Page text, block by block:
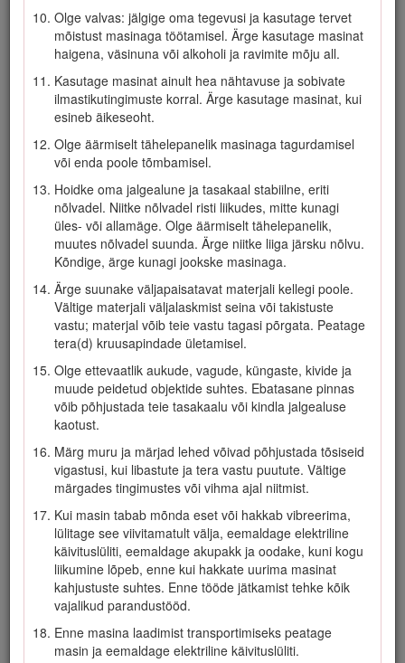
Olge valvas: jälgige oma tegevusi ja kasutage tervet
mõistust masinaga töötamisel. Ärge kasutage masinat
haigena, väsinuna või alkoholi ja ravimite mõju all.
Kasutage masinat ainult hea nähtavuse ja sobivate
ilmastikutingimuste korral. Ärge kasutage masinat, kui
esineb äikeseoht.
Olge äärmiselt tähelepanelik masinaga tagurdamisel
või enda poole tõmbamisel.
Hoidke oma jalgealune ja tasakaal stabiilne, eriti
nõlvadel. Niitke nõlvadel risti liikudes, mitte kunagi
üles- või allamäge. Olge äärmiselt tähelepanelik,
muutes nõlvadel suunda. Ärge niitke liiga järsku nõlvu.
Kõndige, ärge kunagi jookske masinaga.
Ärge suunake väljapaisatavat materjali kellegi poole.
Vältige materjali väljalaskmist seina või takistuste
vastu; materjal võib teie vastu tagasi põrgata. Peatage
tera(d) kruusapindade ületamisel.
Olge ettevaatlik aukude, vagude, küngaste, kivide ja
muude peidetud objektide suhtes. Ebatasane pinnas
võib põhjustada teie tasakaalu või kindla jalgealuse
kaotust.
Märg muru ja märjad lehed võivad põhjustada tõsiseid
vigastusi, kui libastute ja tera vastu puutute. Vältige
märgades tingimustes või vihma ajal niitmist.
Kui masin tabab mõnda eset või hakkab vibreerima,
lülitage see viivitamatult välja, eemaldage elektriline
käivituslüliti, eemaldage akupakk ja oodake, kuni kogu
liikumine lõpeb, enne kui hakkate uurima masinat
kahjustuste suhtes. Enne tööde jätkamist tehke kõik
vajalikud parandustööd.
Enne masina laadimist transportimiseks peatage
masin ja eemaldage elektriline käivituslüliti.
Kasutage ainult Toro määratud akupakki. Teiste tarvikute
ja lisaseadmete kasutamine võib suurendada vigastuste
ja süttimise ohtu.
Akulaadija ühendamine pistikupesaga, mille
pingevahemik pole 100 kuni 240 V, võib põhjustada
tulekahju või elektrilöögi. Ärge ühendage akulaadurit muu
kui 100 kuni 240 V pistikupesaga. Teist laadi ühenduse
puhul kasutage vajaduse korral seinakontakti jaoks õige
konfiguratsiooni pistikuadapterit.
Ärge kasutage kahjustatud või muudetud akupakki või
akulaadijat, mis võib käituda ettearvamatult, põhjustades
tulekahju, plahvatuse või vigastuse ohtu.
Kui akulaadija toitejuhe on kahjustatud, pöörduge selle
vahetamiseks volitatud teenindusse.
Ärge kasutage mittelaetavaid patareisid.
Laadige akupakki ainult Toro määratud akulaadijaga.
Ühele tüübile akupakile sobiv laadija võib teise akupakiga
kasutamisel tekitada tuleohtu.
Laadige akupakki ainult hästi ventileeritavas kohas.
Hoidke akupakki kaitstult tule ja kõrgema kui 68 °C
temperatuuri eest.
Järgige kõiki laadimisjuhiseid ja ärge laadige akupakki
väljaspool juhendis määratletud temperatuurivahemikku.
Vastasel juhul võite akupakki kahjustada ja suurendada
tuleohtu.
Riietuge korrektselt – kandke sobivat riietust, sh
kaitseprille, pikki pükse, hea libisemiskindlusega jalatseid
(ärge olge paljajalu ega kandke sandaale) ja
kuulmiskaitset. Siduge pikad juuksed ja ärge kandke
lahtisi ehteid, mis võivad liikuvate osade vahele kinni
jääda. Tolmustes tingimustes töötades kandke
tolmumaski. Kummikinnaste kandmine on soovitatav.